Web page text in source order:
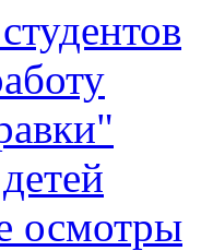
осмотры